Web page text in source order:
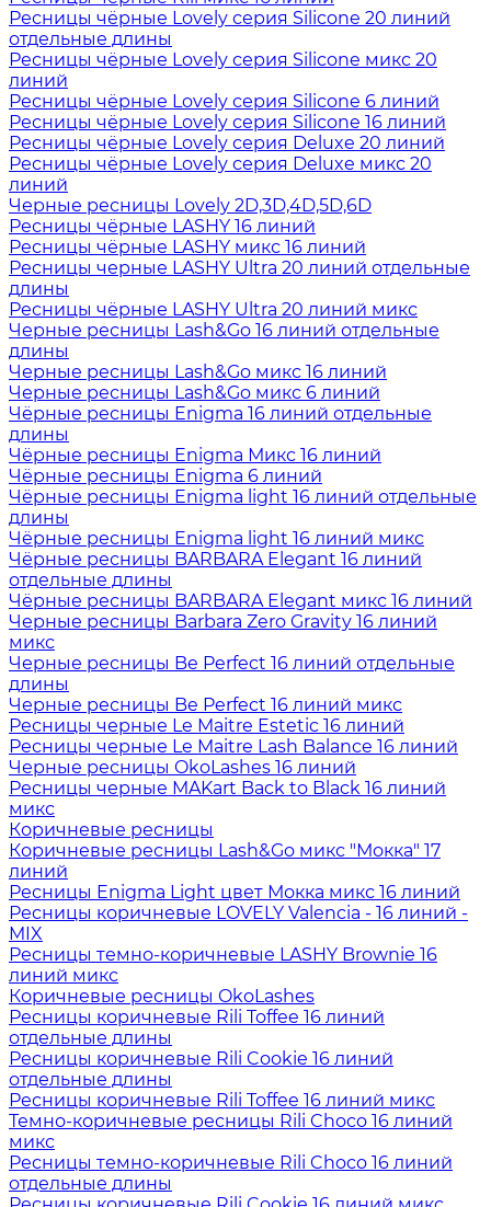
Ресницы чёрные Lovely серия Silicone 20 линий
отдельные длины
Ресницы чёрные Lovely серия Silicone микс 20
линий
Ресницы чёрные Lovely серия Silicone 6 линий
Ресницы чёрные Lovely серия Silicone 16 линий
Ресницы чёрные Lovely серия Deluxe 20 линий
Ресницы чёрные Lovely серия Deluxe микс 20
линий
Черные ресницы Lovely 2D,3D,4D,5D,6D
Ресницы чёрные LASHY 16 линий
Ресницы чёрные LASHY микс 16 линий
Ресницы черные LASHY Ultra 20 линий отдельные
длины
Ресницы чёрные LASHY Ultra 20 линий микс
Черные ресницы Lash&Go 16 линий отдельные
длины
Черные ресницы Lash&Go микс 16 линий
Черные ресницы Lash&Go микс 6 линий
Чёрные ресницы Enigma 16 линий отдельные
длины
Чёрные ресницы Enigma Микс 16 линий
Чёрные ресницы Enigma 6 линий
Чёрные ресницы Enigma light 16 линий отдельные
длины
Чёрные ресницы Enigma light 16 линий микс
Чёрные ресницы BARBARA Elegant 16 линий
отдельные длины
Чёрные ресницы BARBARA Elegant микс 16 линий
Черные ресницы Barbara Zero Gravity 16 линий
микс
Черные ресницы Be Perfect 16 линий отдельные
длины
Черные ресницы Be Perfect 16 линий микс
Ресницы черные Le Maitre Estetic 16 линий
Ресницы черные Le Maitre Lash Balance 16 линий
Черные ресницы OkoLashes 16 линий
Ресницы черные MAKart Back to Black 16 линий
микс
Коричневые ресницы
Коричневые ресницы Lash&Go микс "Мокка" 17
линий
Ресницы Enigma Light цвет Мокка микс 16 линий
Ресницы коричневые LOVELY Valencia - 16 линий -
MIX
Ресницы темно-коричневые LASHY Brownie 16
линий микс
Коричневые ресницы OkoLashes
Ресницы коричневые Rili Toffee 16 линий
отдельные длины
Ресницы коричневые Rili Cookie 16 линий
отдельные длины
Ресницы коричневые Rili Toffee 16 линий микс
Темно-коричневые ресницы Rili Choco 16 линий
микс
Ресницы темно-коричневые Rili Choco 16 линий
отдельные длины